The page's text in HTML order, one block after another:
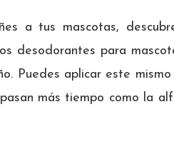
a tus mascotas,
desodorantes para
Puedes aplicar este
más tiempo como la